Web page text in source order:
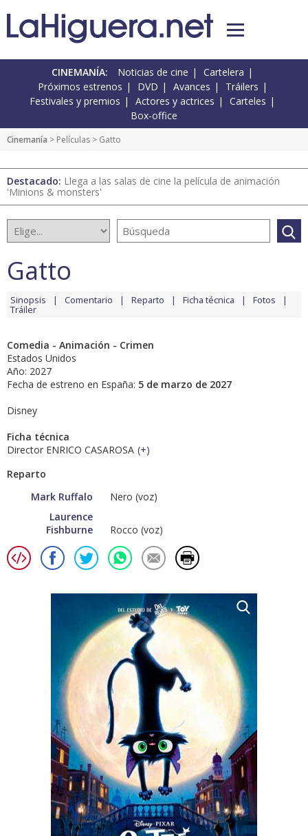
CINEMANÍA: Noticias de cine
Cartelera
Próximos estrenos
DVD Avances
Tráilers
Festivales y premios
Actores y actrices
Carteles
Box-office
Cinemanía > Películas > Gatto
Destacado: Llega a las salas de cine la película de animación
'Minions & monsters'
Gatto
Sinopsis Comentario Reparto Ficha técnica Fotos
Tráiler
Comedia - Animación - Crimen
Estados Unidos
Año: 2027
Fecha de estreno en España: 5 de marzo de 2027
Disney
Ficha técnica
Director ENRICO CASAROSA (+)
Reparto
Mark Ruffalo
Nero (voz)
Laurence
Fishburne
Rocco (voz)